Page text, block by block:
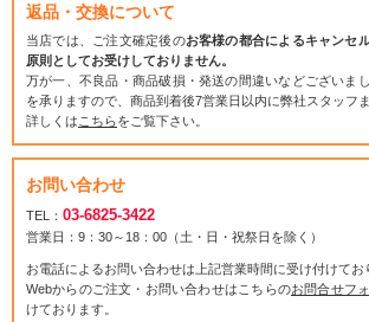
返品・交換について
当店では、ご注文確定後のお客様の都合によるキャンセ
原則としてお受けしておりません。
万が一、不良品・商品破損・発送の間違いなどございま
を承りますので、商品到着後7営業日以内に弊社スタッフ
詳しくは こちらをご覧下さい。
お問い合わせ
TEL： 03-6825-3422
営業日：9：30～18：00（土・日・祝祭日を除く）
お電話によるお問い合わせは上記営業時間に受け付けてお
Webからのご注文・お問い合わせはこちらのお問合せフ
けております。